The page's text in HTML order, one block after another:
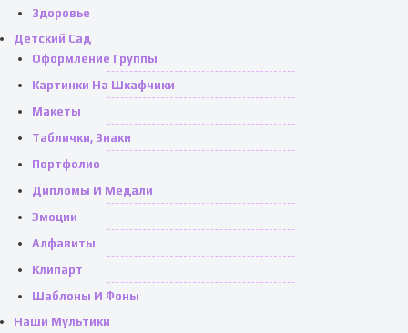
Здоровье
Детский Сад
Оформление Группы
Картинки На Шкафчики
Макеты
Таблички, Знаки
Портфолио
Дипломы И Медали
Эмоции
Алфавиты
Клипарт
Шаблоны И Фоны
Наши Мультики